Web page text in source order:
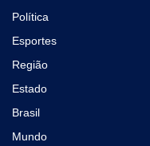
Política
Esportes
Região
Estado
Brasil
Mundo